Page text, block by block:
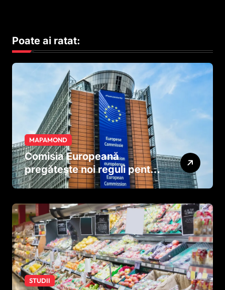
Poate ai ratat:
MAPAMOND
Comisia Europeană
pregătește noi reguli pentru
tutun și țigările electronice
STUDII